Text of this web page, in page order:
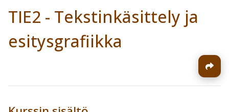
TIE2 - Tekstinkäsittely ja
esitysgrafiikka